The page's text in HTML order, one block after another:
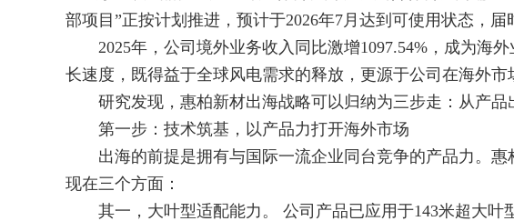
部项目”正按计划推进，预计于2026年7月达到可使用状态，届
2025年，公司境外业务收入同比激增1097.54%，成为海外
长速度，既得益于全球风电需求的释放，更源于公司在海外市
研究发现，惠柏新材出海战略可以归纳为三步走：从产品
第一步：技术筑基，以产品力打开海外市场
出海的前提是拥有与国际一流企业同台竞争的产品力。惠
现在三个方面：
其一，大叶型适配能力。 公司产品已应用于143米超大叶